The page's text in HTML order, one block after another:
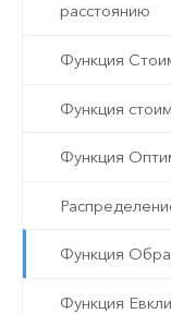
расстоянию
Функция
Функция
Функция
Функция
Функция